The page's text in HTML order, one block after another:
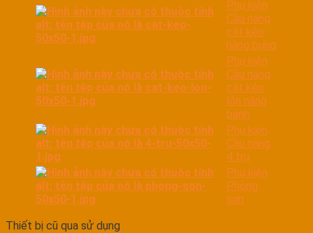
Phụ kiện
Cầu nâng
cắt kéo
nâng bụng
Phụ kiện
Cầu nâng
cắt kéo
lớn nâng
bánh
Phụ kiện
Cầu nâng
4 trụ
Phụ kiện
Phòng
sơn
Thiết bị cũ qua sử dụng